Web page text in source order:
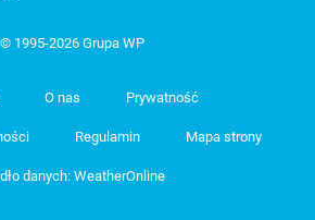
© 1995-2026 Grupa WP
O nas Prywatność
Regulamin Mapa strony
danych: WeatherOnline